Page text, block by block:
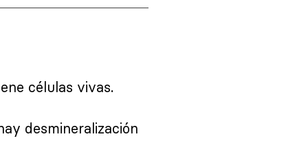
células vivas.
desmineralización